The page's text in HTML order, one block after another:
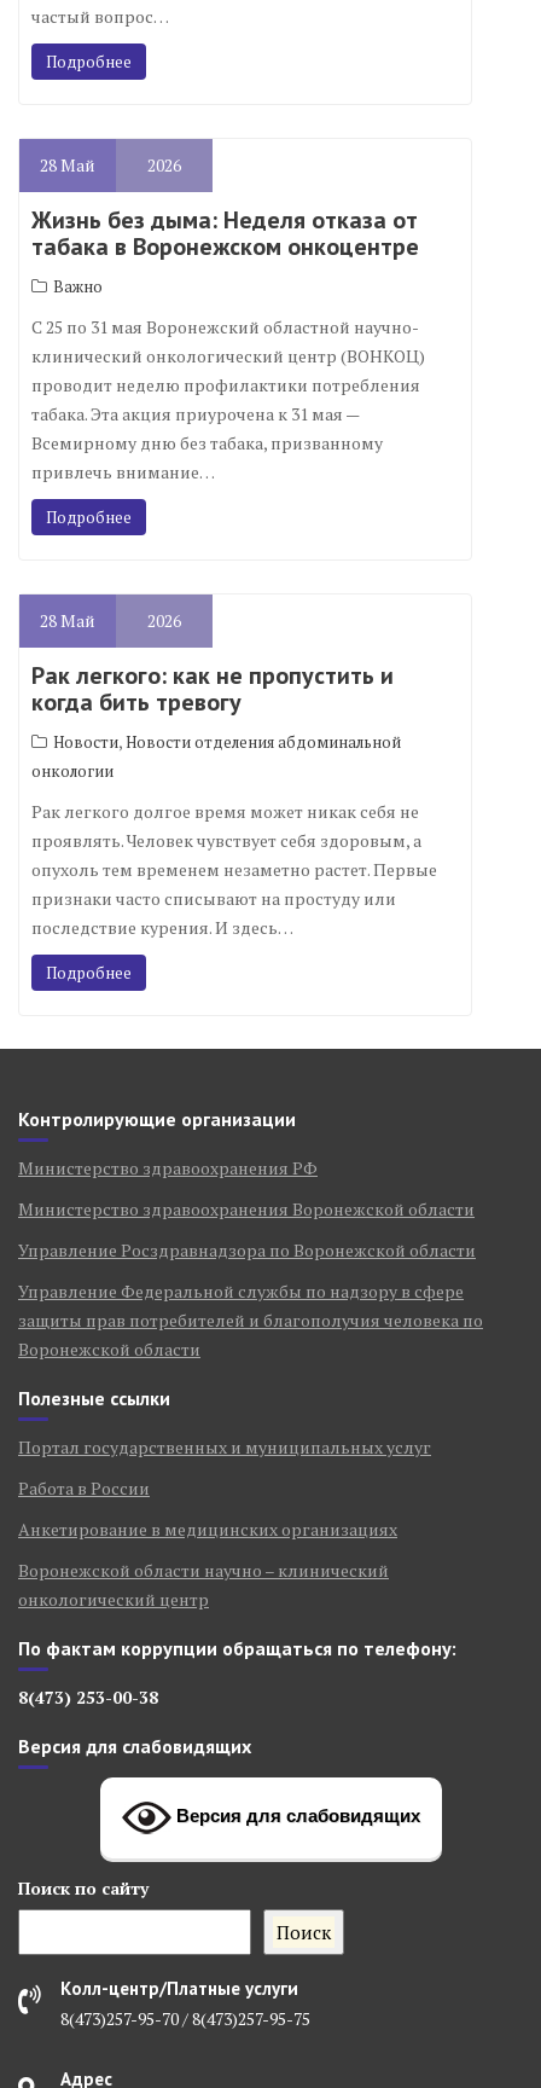
частый вопрос…
Подробнее
28Май 2026
Жизнь без дыма: Неделя отказа от
табака в Воронежском онкоцентре
Важно
С 25 по 31 мая Воронежский областной научно-
клинический онкологический центр (ВОНКОЦ)
проводит неделю профилактики потребления
табака. Эта акция приурочена к 31 мая —
Всемирному дню без табака, призванному
привлечь внимание…
Подробнее
28Май 2026
Рак легкого: как не пропустить и
когда бить тревогу
Новости,Новости отделения абдоминальной
онкологии
Рак легкого долгое время может никак себя не
проявлять. Человек чувствует себя здоровым, а
опухоль тем временем незаметно растет. Первые
признаки часто списывают на простуду или
последствие курения. И здесь…
Подробнее
Контролирующие организации
Министерство здравоохранения РФ
Министерство здравоохранения Воронежской области
Управление Росздравнадзора по Воронежской области
Управление Федеральной службы по надзору в сфере
защиты прав потребителей и благополучия человека по
Воронежской области
Полезные ссылки
Портал государственных и муниципальных услуг
Работа в России
Анкетирование в медицинских организациях
Воронежской области научно – клинический
онкологический центр
По фактам коррупции обращаться по телефону:
8(473) 253-00-38
Версия для слабовидящих
Версия для слабовидящих
Поиск по сайту
Поиск
Колл-центр/Платные услуги
8(473)257-95-70 / 8(473)257-95-75
Адрес